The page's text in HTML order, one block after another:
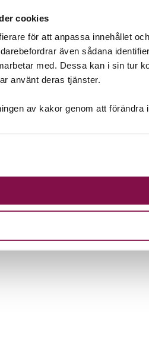
cookies
för att anpassa innehållet
även sådana
med. Dessa kan i sin tur
använt deras tjänster.
av kakor genom att